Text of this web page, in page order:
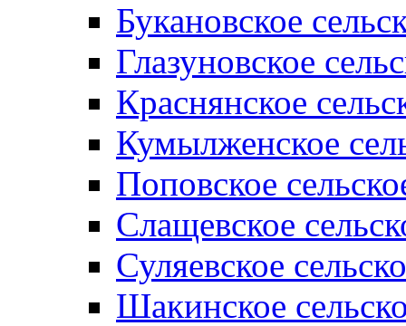
Букановское
Глазуновское
Краснянское
Кумылженское
Поповское
Слащевское
Суляевское
Шакинское